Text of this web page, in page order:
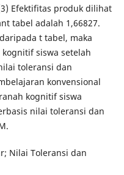
Efektifitas produk dilihat
tabel adalah 1,66827.
t tabel, maka
siswa setelah
toleransi dan
konvensional
kognitif siswa
nilai toleransi dan
Nilai Toleransi dan